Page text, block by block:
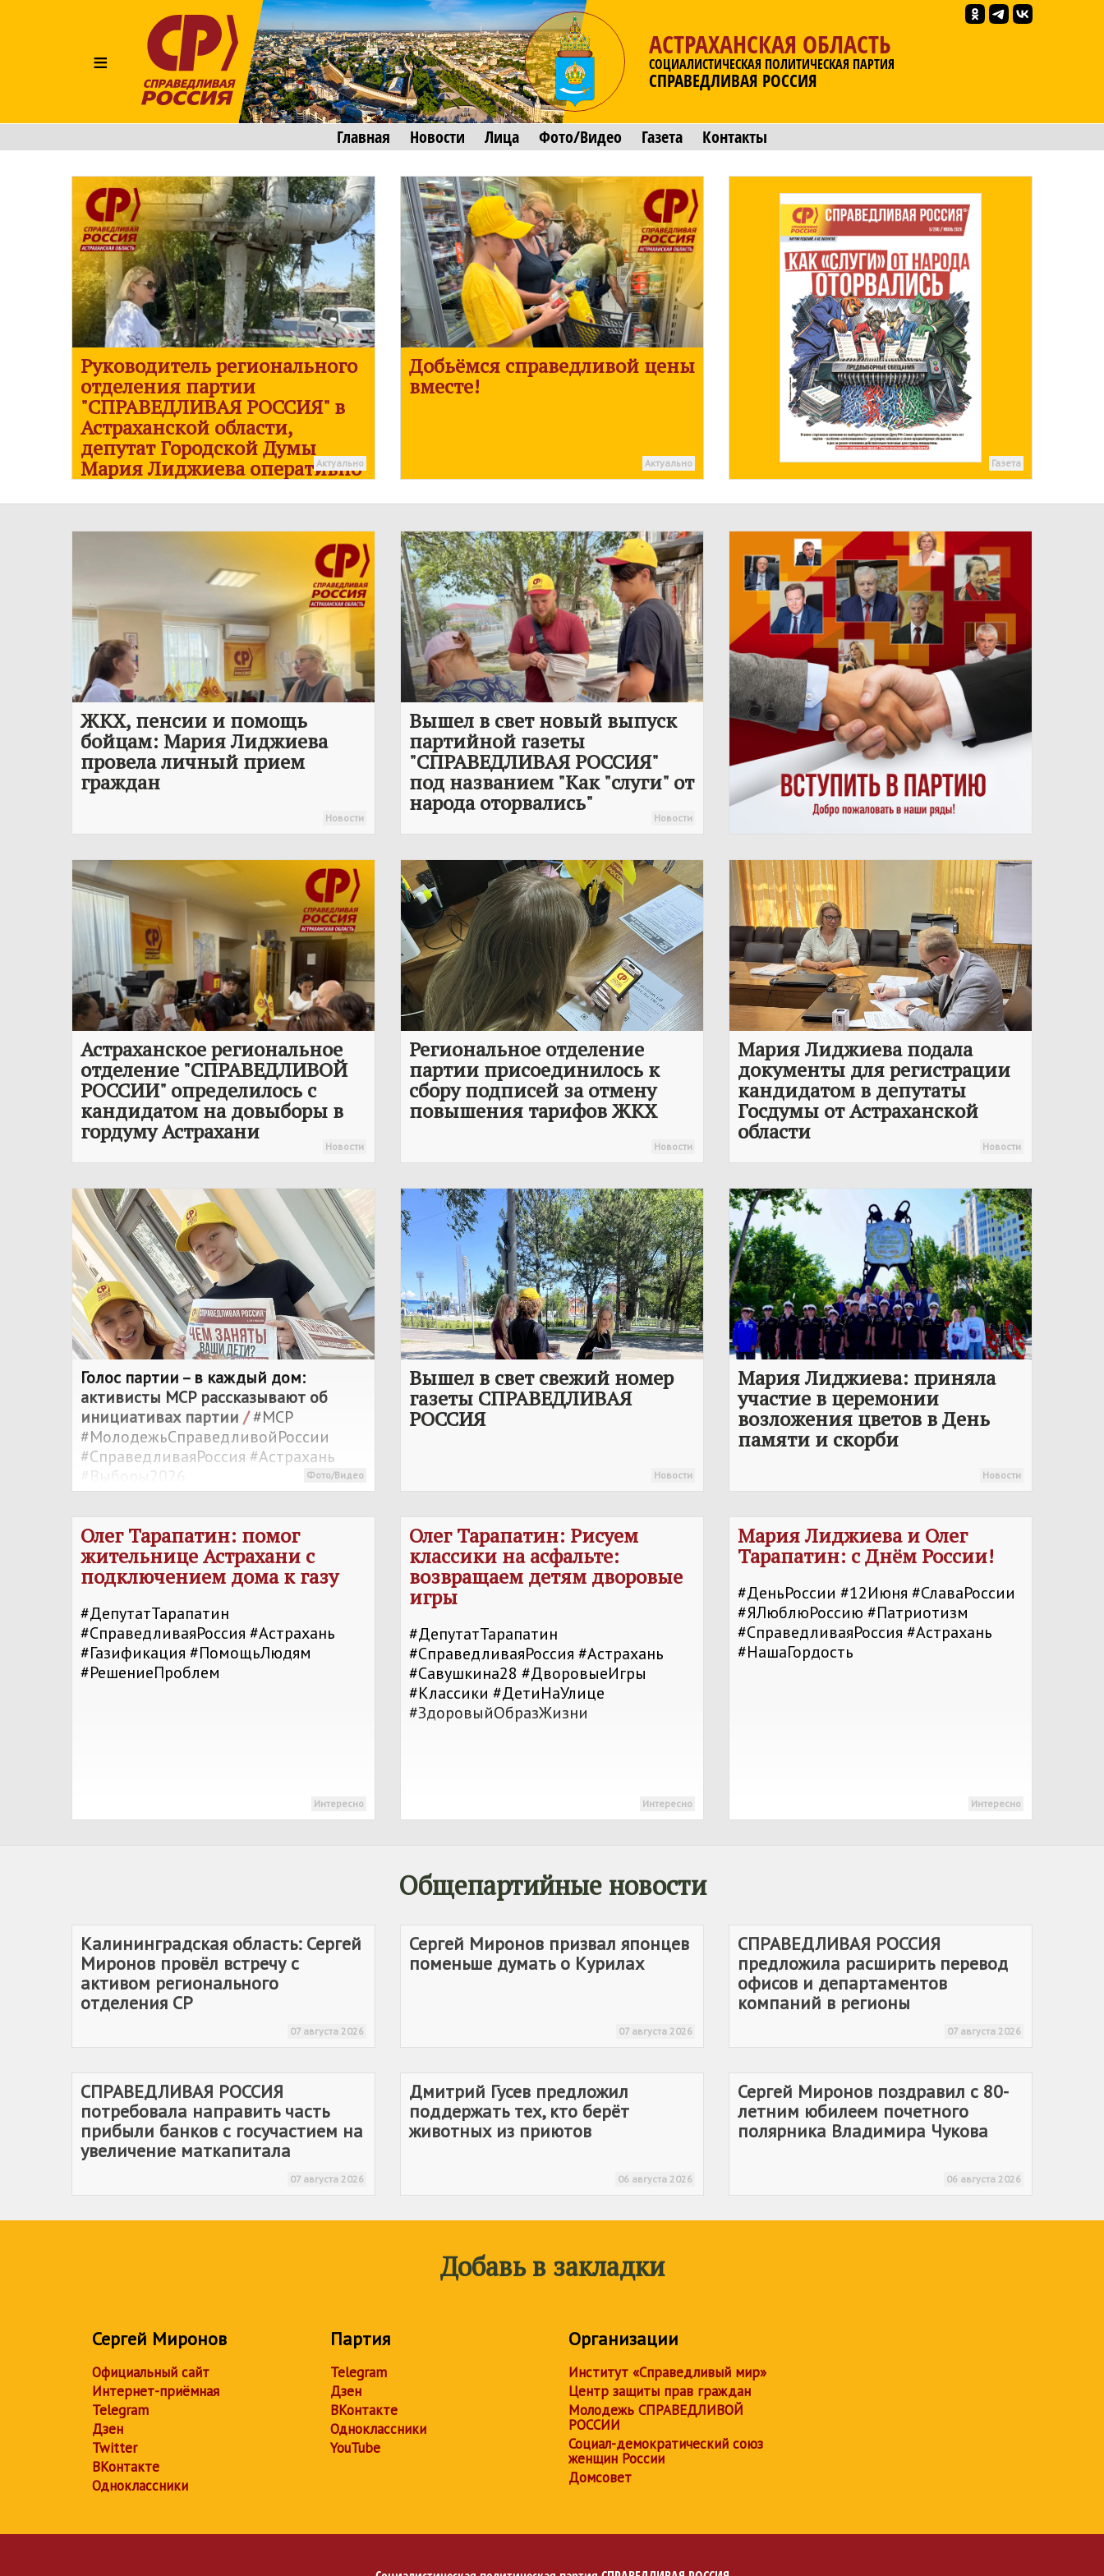
≡
АСТРАХАНСКАЯ ОБЛАСТЬ
СОЦИАЛИСТИЧЕСКАЯ ПОЛИТИЧЕСКАЯ ПАРТИЯ
СПРАВЕДЛИВАЯ РОССИЯ
Главная Новости Лица Фото/Видео Газета Контакты
Руководитель регионального
отделения партии
"СПРАВЕДЛИВАЯ РОССИЯ" в
Астраханской области,
депутат Городской Думы
Мария Лиджиева оперативно
отреагировала на обращение
жителей Ленинского района
Актуально
Добьёмся справедливой цены
вместе!
Актуально Газета
ЖКХ, пенсии и помощь
бойцам: Мария Лиджиева
провела личный прием
граждан
Новости
Вышел в свет новый выпуск
партийной газеты
"СПРАВЕДЛИВАЯ РОССИЯ"
под названием "Как "слуги" от
народа оторвались"
Новости
Астраханское региональное
отделение "СПРАВЕДЛИВОЙ
РОССИИ" определилось с
кандидатом на довыборы в
гордуму Астрахани
Новости
Региональное отделение
партии присоединилось к
сбору подписей за отмену
повышения тарифов ЖКХ
Новости
Мария Лиджиева подала
документы для регистрации
кандидатом в депутаты
Госдумы от Астраханской
области
Новости
Голос партии – в каждый дом:
активисты МСР рассказывают об
инициативах партии /#МСР
#МолодежьСправедливойРоссии
#СправедливаяРоссия #Астрахань
#Выборы2026
#Информированиеграждан
Фото/Видео
Вышел в свет свежий номер
газеты СПРАВЕДЛИВАЯ
РОССИЯ
Новости
Мария Лиджиева: приняла
участие в церемонии
возложения цветов в День
памяти и скорби
Новости
Олег Тарапатин: помог
жительнице Астрахани с
подключением дома к газу
#ДепутатТарапатин
#СправедливаяРоссия #Астрахань
#Газификация #ПомощьЛюдям
#РешениеПроблем
Интересно
Олег Тарапатин: Рисуем
классики на асфальте:
возвращаем детям дворовые
игры
#ДепутатТарапатин
#СправедливаяРоссия #Астрахань
#Савушкина28 #ДворовыеИгры
#Классики #ДетиНаУлице
#ЗдоровыйОбразЖизни
Интересно
Мария Лиджиева и Олег
Тарапатин: с Днём России!
#ДеньРоссии #12Июня #СлаваРоссии
#ЯЛюблюРоссию #Патриотизм
#СправедливаяРоссия #Астрахань
#НашаГордость
Интересно
Общепартийные новости
Калининградская область: Сергей
Миронов провёл встречу с
активом регионального
отделения СР
07 августа 2026
Сергей Миронов призвал японцев
поменьше думать о Курилах
07 августа 2026
СПРАВЕДЛИВАЯ РОССИЯ
предложила расширить перевод
офисов и департаментов
компаний в регионы
07 августа 2026
СПРАВЕДЛИВАЯ РОССИЯ
потребовала направить часть
прибыли банков с госучастием на
увеличение маткапитала
07 августа 2026
Дмитрий Гусев предложил
поддержать тех, кто берёт
животных из приютов
06 августа 2026
Сергей Миронов поздравил с 80-
летним юбилеем почетного
полярника Владимира Чукова
06 августа 2026
Добавь в закладки
Сергей Миронов
Официальный сайт
Интернет-приёмная
Telegram
Дзен
Twitter
ВКонтакте
Одноклассники
Партия
Telegram
Дзен
ВКонтакте
Одноклассники
YouTube
Организации
Институт «Справедливый мир»
Центр защиты прав граждан
Молодежь СПРАВЕДЛИВОЙ
РОССИИ
Социал-демократический союз
женщин России
Домсовет